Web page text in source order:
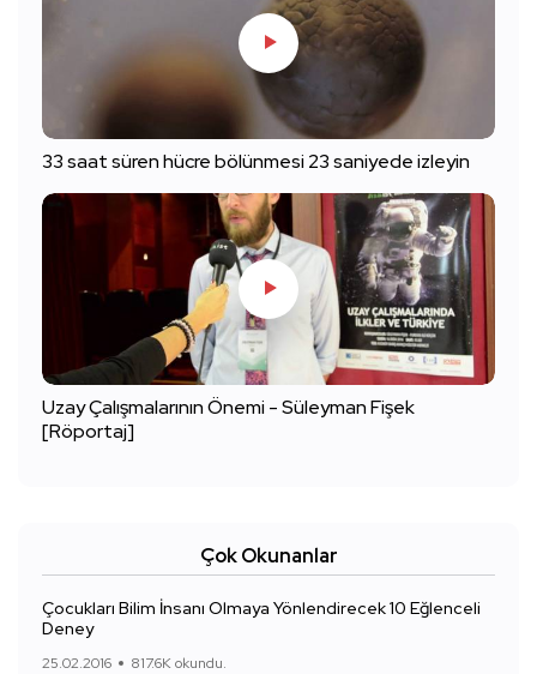
33 saat süren hücre bölünmesi 23 saniyede izleyin
Uzay Çalışmalarının Önemi - Süleyman Fişek
[Röportaj]
Çok Okunanlar
Çocukları Bilim İnsanı Olmaya Yönlendirecek 10 Eğlenceli
Deney
25.02.2016 817.6K okundu.